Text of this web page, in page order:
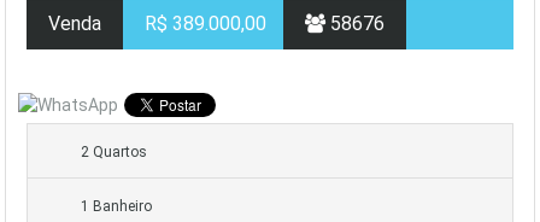
Venda R$ 389.000,00 58676
2 Quartos
1 Banheiro